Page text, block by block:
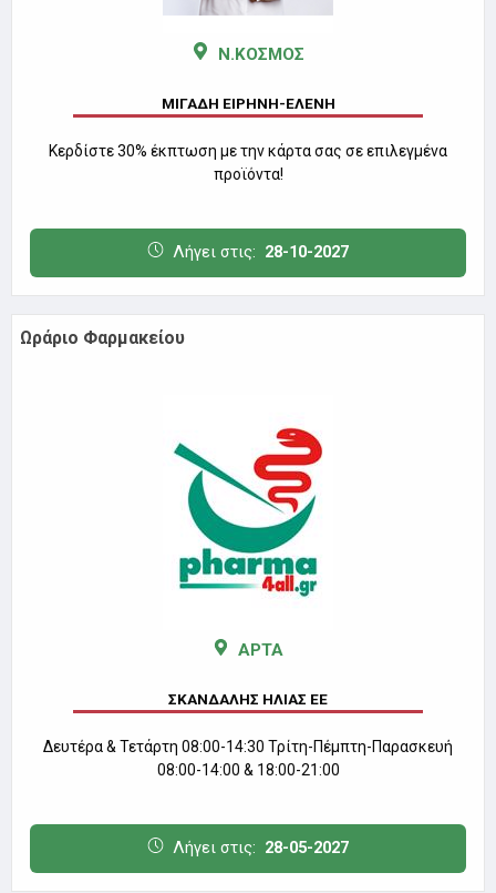
Ν.ΚΟΣΜΟΣ
ΜΙΓΑΔΗ ΕΙΡΗΝΗ-ΕΛΕΝΗ
Κερδίστε 30% έκπτωση με την κάρτα σας σε επιλεγμένα
προϊόντα!
Λήγει στις: 28-10-2027
Ωράριο Φαρμακείου
ΑΡΤΑ
ΣΚΑΝΔΑΛΗΣ ΗΛΙΑΣ ΕΕ
Δευτέρα & Τετάρτη 08:00-14:30 Τρίτη-Πέμπτη-Παρασκευή
08:00-14:00 & 18:00-21:00
Λήγει στις: 28-05-2027